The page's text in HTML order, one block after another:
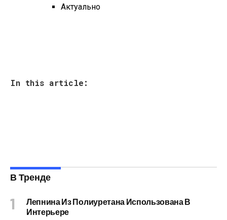
Актуально
In this article:
В Тренде
Лепнина Из Полиуретана Использована В
Интерьере